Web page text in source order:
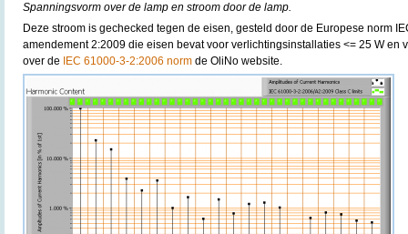
Spanningsvorm over de lamp en stroom door de lamp.
Deze stroom is gechecked tegen de eisen, gesteld door de Europese norm
amendement 2:2009 die eisen bevat voor verlichtingsinstallaties <= 25 W en
over de
IEC 61000-3-2:2006 norm de OliNo website.